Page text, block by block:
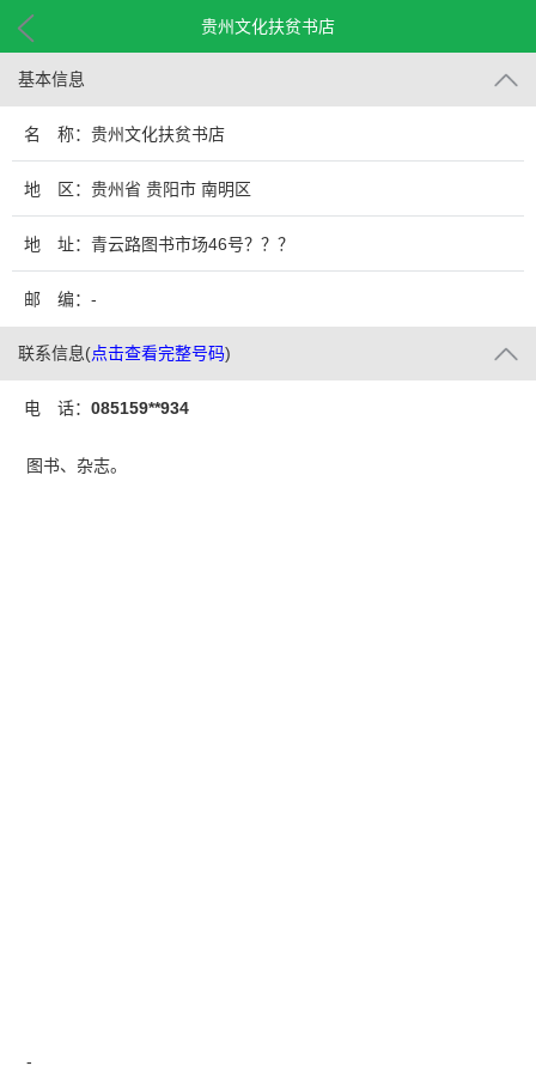
贵州文化扶贫书店
基本信息
名 称：贵州文化扶贫书店
地 区：贵州省 贵阳市 南明区
地 址：青云路图书市场46号？？？
邮 编：-
联系信息(点击查看完整号码)
电 话： 085159**934
图书、杂志。
-